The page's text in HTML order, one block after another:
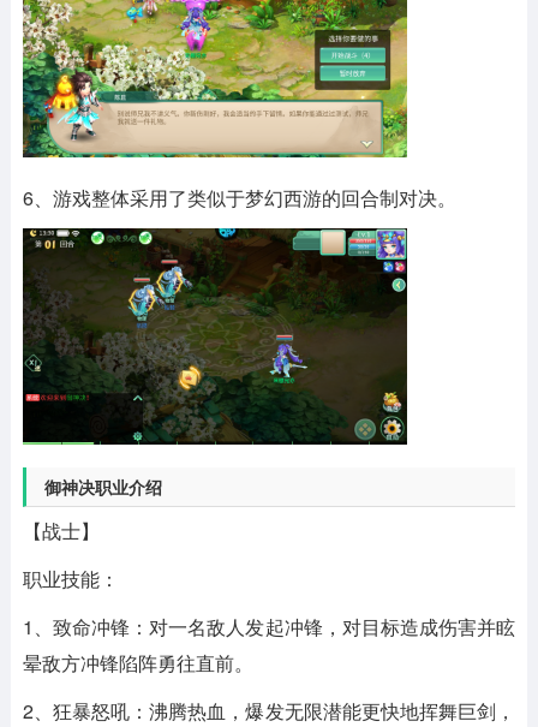
6、游戏整体采用了类似于梦幻西游的回合制对决。
御神决职业介绍
【战士】
职业技能：
1、致命冲锋：对一名敌人发起冲锋，对目标造成伤害并眩
晕敌方冲锋陷阵勇往直前。
2、狂暴怒吼：沸腾热血，爆发无限潜能更快地挥舞巨剑，